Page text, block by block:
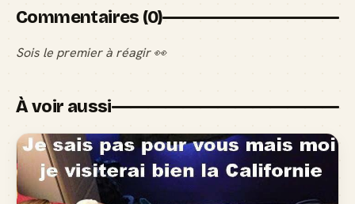
Commentaires (0)
Sois le premier à réagir 👀
À voir aussi